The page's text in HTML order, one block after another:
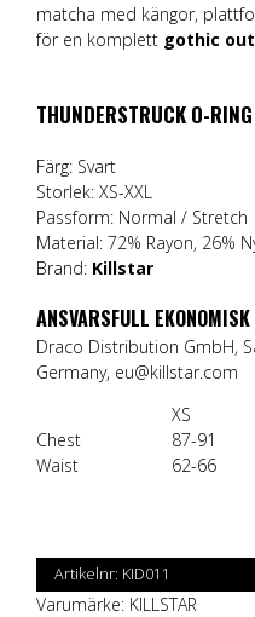
matcha med kängor,
för en komplett gothic
THUNDERSTRUCK O-
Färg: Svart
Storlek: XS-XXL
Passform: Normal / Stretch
Material: 72% Rayon, 26%
Brand: Killstar
ANSVARSFULL
Draco Distribution GmbH,
Germany, eu@killstar.com
XS
Chest
87-91
Waist
62-66
Artikelnr: KID011
Varumärke: KILLSTAR